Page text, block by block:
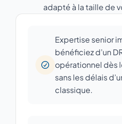
adapté à la taille de
Expertise senior
bénéficiez d’un
opérationnel dès
sans les délais
classique.